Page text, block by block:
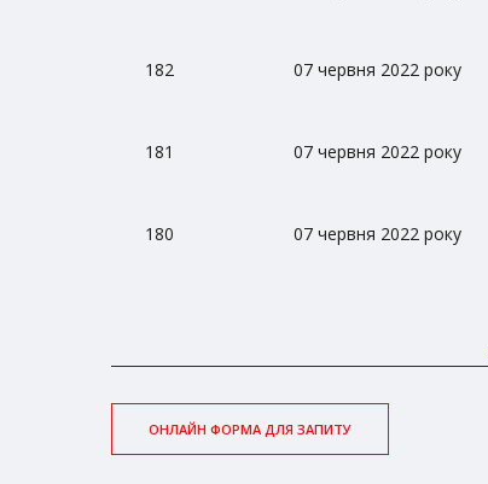
182 07 червня 2022 року
181 07 червня 2022 року
180 07 червня 2022 року
ОНЛАЙН ФОРМА ДЛЯ ЗАПИТУ